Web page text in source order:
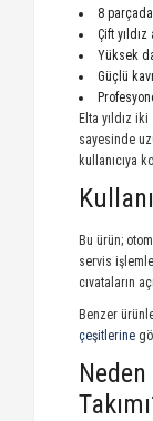
8
Çift yıldız
Yüksek
Güçlü
Elta yıldız iki
sayesinde
kullanıcıya
Bu ürün;
servis
cıvataların
Benzer
çeşitlerine